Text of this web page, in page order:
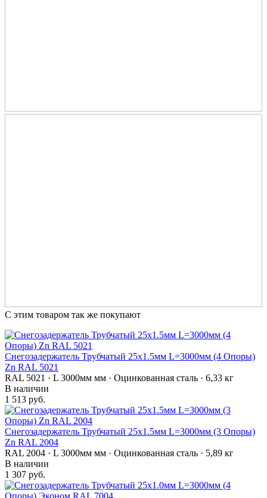
С этим товаром так же покупают
Снегозадержатель Трубчатый 25х1.5мм L=3000мм (4 Опоры)
Zn RAL 5021
RAL 5021 · L 3000мм мм · Оцинкованная сталь · 6,33 кг
В наличии
1 513 руб.
Снегозадержатель Трубчатый 25х1.5мм L=3000мм (3 Опоры)
Zn RAL 2004
RAL 2004 · L 3000мм мм · Оцинкованная сталь · 5,89 кг
В наличии
1 307 руб.